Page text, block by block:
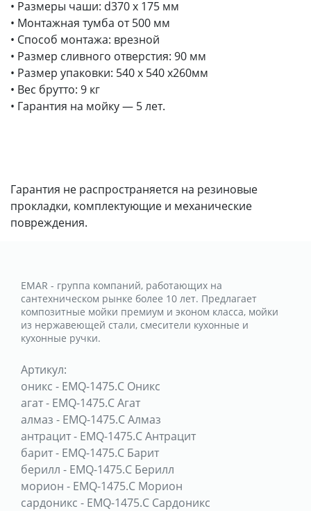
• Размеры чаши: d370 х 175 мм
• Монтажная тумба от 500 мм
• Способ монтажа: врезной
• Размер сливного отверстия: 90 мм
• Размер упаковки: 540 х 540 х260мм
• Вес брутто: 9 кг
• Гарантия на мойку — 5 лет.
Гарантия не распространяется на резиновые
прокладки, комплектующие и механические
повреждения.
EMAR - группа компаний, работающих на
сантехническом рынке более 10 лет. Предлагает
композитные мойки премиум и эконом класса, мойки
из нержавеющей стали, смесители кухонные и
кухонные ручки.
Артикул:
оникс - EMQ-1475.C Оникс
агат- EMQ-1475.C Агат
алмаз - EMQ-1475.C Алмаз
антрацит- EMQ-1475.C Антрацит
барит- EMQ-1475.C Барит
берилл - EMQ-1475.C Берилл
морион - EMQ-1475.C Морион
сардоникс - EMQ-1475.C Сардоникс